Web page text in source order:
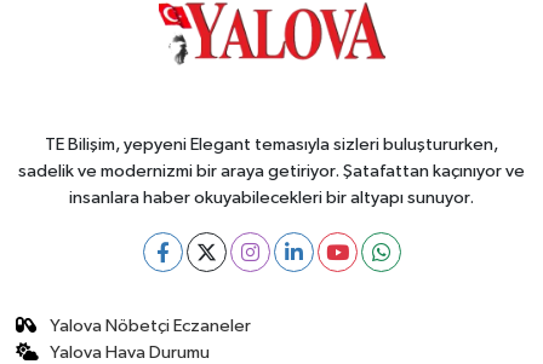
TE Bilişim, yepyeni Elegant temasıyla sizleri buluştururken,
sadelik ve modernizmi bir araya getiriyor. Şatafattan kaçınıyor ve
insanlara haber okuyabilecekleri bir altyapı sunuyor.
Yalova Nöbetçi Eczaneler
Yalova Hava Durumu